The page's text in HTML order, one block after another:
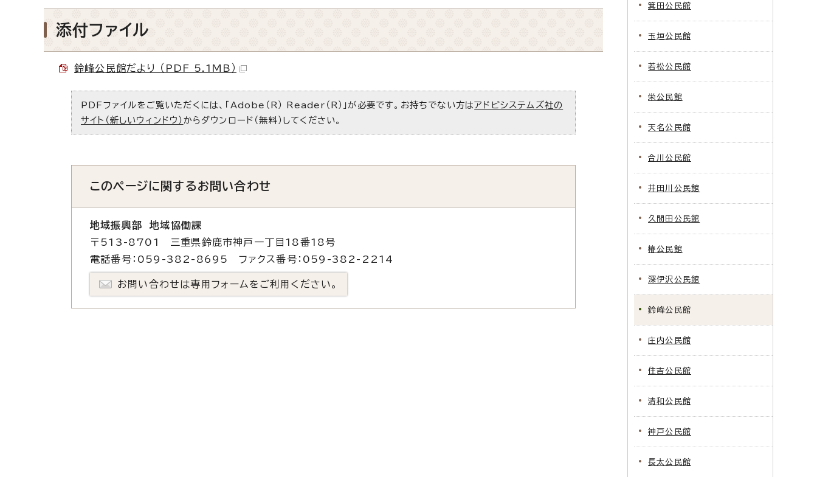
添付ファイル
鈴峰公民館だより （PDF 5.1MB）
PDFファイルをご覧いただくには、「Adobe（R） Reader（R）」が必要です。お持ちでない方はアドビシステムズ社の
サイト（新しいウィンドウ） からダウンロード（無料）してください。
このページに関するお問い合わせ
地域振興部 地域協働課
〒513-8701 三重県鈴鹿市神戸一丁目18番18号
電話番号：059-382-8695 ファクス番号：059-382-2214
お問い合わせは専用フォームをご利用ください。
箕田公民館
玉垣公民館
若松公民館
栄公民館
天名公民館
合川公民館
井田川公民館
久間田公民館
椿公民館
深伊沢公民館
鈴峰公民館
庄内公民館
住吉公民館
清和公民館
神戸公民館
長太公民館